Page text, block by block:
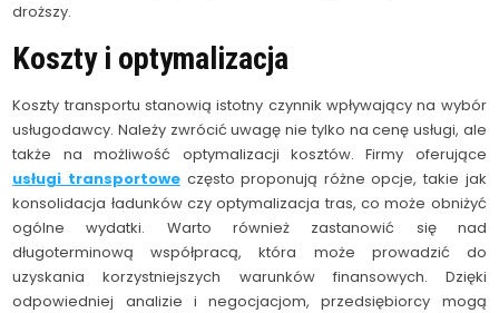
droższy.
Koszty i optymalizacja
Koszty transportu stanowią istotny czynnik wpływający na wybór
usługodawcy. Należy zwrócić uwagę nie tylko na cenę usługi, ale
także na możliwość optymalizacji kosztów. Firmy oferujące
usługi transportoweczęsto proponują różne opcje, takie jak
konsolidacja ładunków czy optymalizacja tras, co może obniżyć
ogólne wydatki. Warto również zastanowić się nad
długoterminową współpracą, która może prowadzić do
uzyskania korzystniejszych warunków finansowych. Dzięki
odpowiedniej analizie i negocjacjom, przedsiębiorcy mogą